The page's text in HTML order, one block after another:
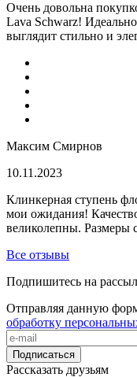
Очень довольна
Lava Schwarz!
выглядит стильно и
Максим Смирнов
10.11.2023
Клинкерная ступень
мои ожидания!
великолепны. Размеры
Все отзывы
Подпишитесь на
Отправляя данную
обработку
Подписаться
Рассказать друзьям